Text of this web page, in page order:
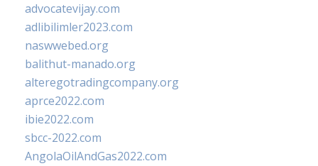
advocatevijay.com
adlibilimler2023.com
naswwebed.org
balithut-manado.org
alteregotradingcompany.org
aprce2022.com
ibie2022.com
sbcc-2022.com
AngolaOilAndGas2022.com